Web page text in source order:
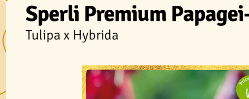
Sperli Premium
Tulipa x Hybrida